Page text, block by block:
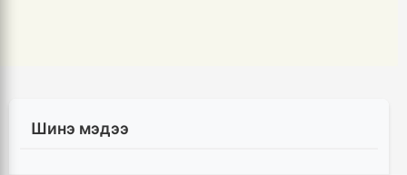
Шинэ мэдээ